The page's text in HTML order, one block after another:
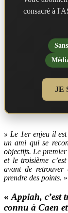
consacré à
JE
» Le 1er enjeu il
un ami qui se
objectifs. Le premier
et le troisième
avant de
prendre des points. »
« Appiah, c’est
connu à Caen